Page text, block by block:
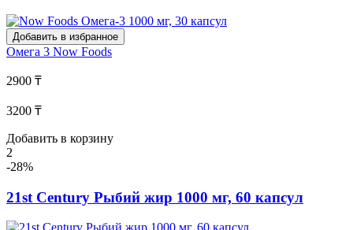
Добавить в избранное
Омега 3 Now Foods
2900 ₸
3200 ₸
Добавить в корзину
2
-28%
21st Century Рыбий жир 1000 мг, 60 капсул